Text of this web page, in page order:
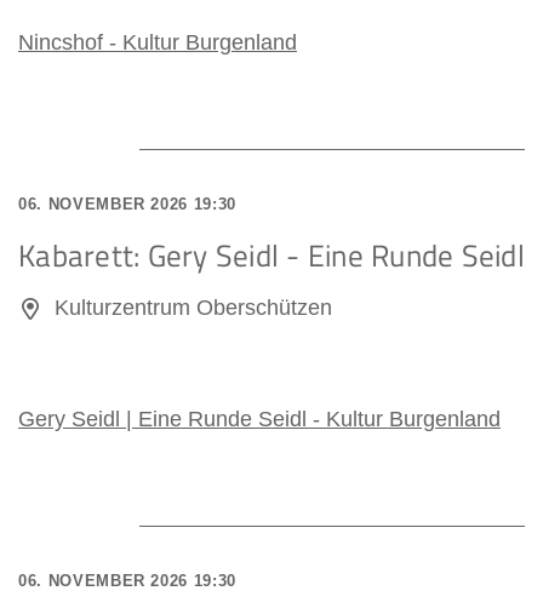
Nincshof - Kultur Burgenland
06. NOVEMBER 2026 19:30
Kabarett: Gery Seidl - Eine Runde Seidl
Kulturzentrum Oberschützen
Gery Seidl | Eine Runde Seidl - Kultur Burgenland
06. NOVEMBER 2026 19:30